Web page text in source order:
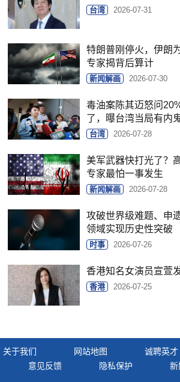
台湾 2026-07-31
特朗普刚停火，伊朗
专家揭背后算计
新闻解画 2026-07-30
毒油案陈其迈怒问
了，曝台湾当局有内
台湾 2026-07-28
美军武器快打光了？
专家最怕一事发生
新闻解画 2026-07-28
攻破世界级难题、申
领域实现历史性突破
时事 2026-07-26
香港知名女演员宣萱
香港 2026-07-25
关于我们 网站地图 诚聘英才
意见反馈
隐私保护 新